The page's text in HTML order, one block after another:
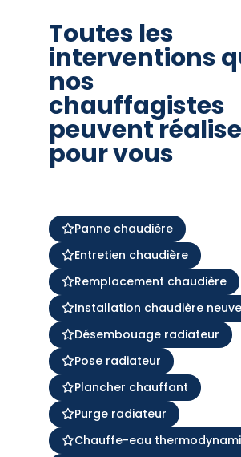
Toutes les
interventions
nos
chauffagistes
peuvent
pour vous
Panne chaudière
Entretien chaudière
Remplacement chaudière
Installation chaudière neuve
Désembouage radiateur
Pose radiateur
Plancher chauffant
Purge radiateur
Chauffe-eau